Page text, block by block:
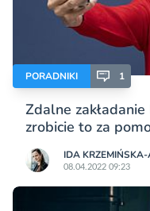
PORADNIKI 1
Zdalne
zrobicie to za
IDA KRZEMIŃSKA-
08.04.2022 09:23